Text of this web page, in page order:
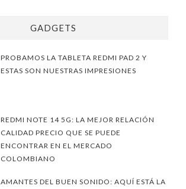
GADGETS
PROBAMOS LA TABLETA REDMI PAD 2 Y
ESTAS SON NUESTRAS IMPRESIONES
REDMI NOTE 14 5G: LA MEJOR RELACIÓN
CALIDAD PRECIO QUE SE PUEDE
ENCONTRAR EN EL MERCADO
COLOMBIANO
AMANTES DEL BUEN SONIDO: AQUÍ ESTÁ LA